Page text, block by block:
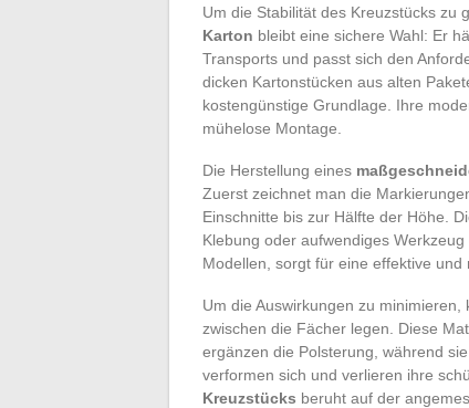
Um die Stabilität des Kreuzstücks zu
Karton bleibt eine sichere Wahl: Er
Transports und passt sich den
dicken Kartonstücken aus alten
kostengünstige Grundlage. Ihre
mühelose Montage.
Die Herstellung eines
Zuerst zeichnet man die
Einschnitte bis zur Hälfte der Höhe.
Klebung oder aufwendiges
Modellen, sorgt für eine effektive
Um die Auswirkungen zu minimieren,
zwischen die Fächer legen. Diese
ergänzen die Polsterung, während
verformen sich und verlieren ihre
Kreuzstücks beruht auf der